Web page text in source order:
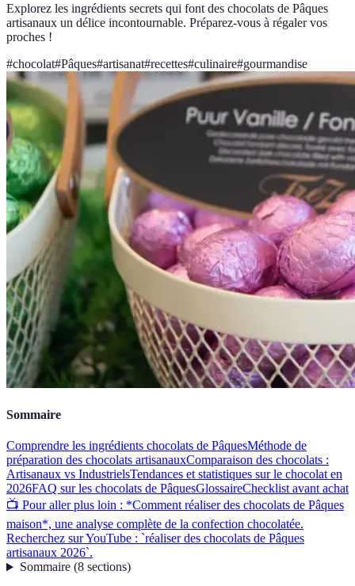
Explorez les ingrédients secrets qui font des chocolats de Pâques
artisanaux un délice incontournable. Préparez-vous à régaler vos
proches !
#chocolat#Pâques#artisanat#recettes#culinaire#gourmandise
Sommaire
Comprendre les ingrédients chocolats de PâquesMéthode de
préparation des chocolats artisanauxComparaison des chocolats :
Artisanaux vs IndustrielsTendances et statistiques sur le chocolat en
2026FAQ sur les chocolats de PâquesGlossaireChecklist avant achat
📺 Pour aller plus loin : *Comment réaliser des chocolats de Pâques
maison*, une analyse complète de la confection chocolatée.
Recherchez sur YouTube : `réaliser des chocolats de Pâques
artisanaux 2026`.
Sommaire(8 sections)